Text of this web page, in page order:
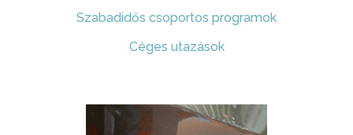
Szabadidős csoportos programok
Céges utazások